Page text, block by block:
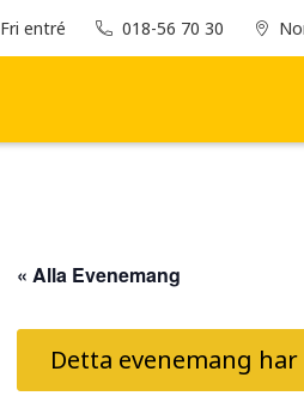
Fri entré 018-56 70 30
« Alla Evenemang
Detta evenemang